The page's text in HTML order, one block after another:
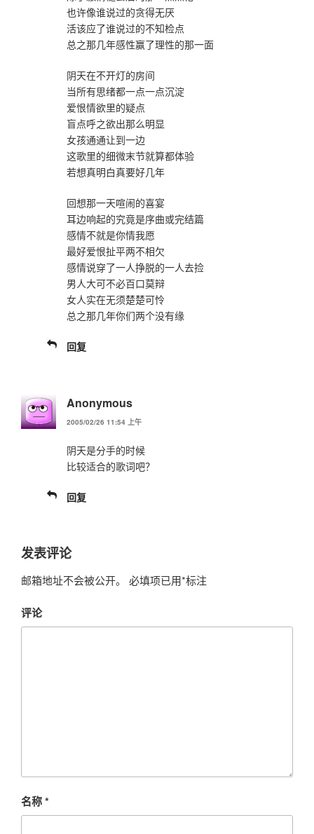
也许像谁说过的贪得无厌
活该应了谁说过的不知检点
总之那几年感性赢了理性的那一面
阴天在不开灯的房间
当所有思绪都一点一点沉淀
爱恨情欲里的疑点
盲点呼之欲出那么明显
女孩通通让到一边
这歌里的细微末节就算都体验
若想真明白真要好几年
回想那一天喧闹的喜宴
耳边响起的究竟是序曲或完结篇
感情不就是你情我愿
最好爱恨扯平两不相欠
感情说穿了一人挣脱的一人去捡
男人大可不必百口莫辩
女人实在无须楚楚可怜
总之那几年你们两个没有缘
回复
Anonymous
2005/02/26 11:54 上午
阴天是分手的时候
比较适合的歌词吧？
回复
发表评论
邮箱地址不会被公开。 必填项已用*标注
评论
名称*